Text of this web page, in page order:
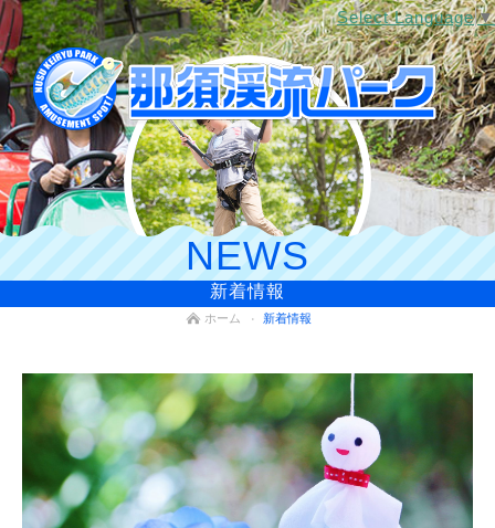
Select Language▼
NEWS
新着情報
ホーム 新着情報